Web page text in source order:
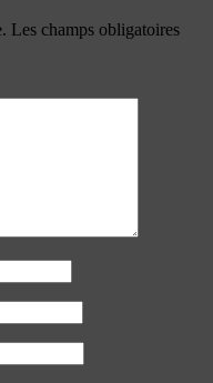
Les champs obligatoires